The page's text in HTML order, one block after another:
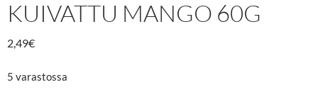
KUIVATTU MANGO 60G
2,49€
5 varastossa